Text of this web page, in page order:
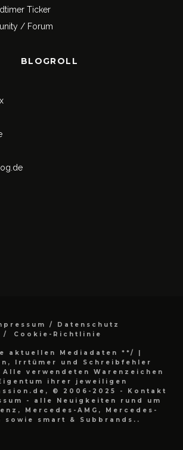
Ticker
/ Forum
BLOGROLL
/ Datenschutz
Cookie-Richtlinie
aktuellen Mediadaten **/
Irrtümer und Schreibfehler
verwendeten Warenzeichen
ihrer jeweiligen
© 2006-2025 - Kontakt
- alle Neuigkeiten rund um
Mercedes-AMG, Mercedes-
sowie smart & Subbrands..